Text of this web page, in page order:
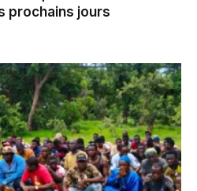
prochains jours